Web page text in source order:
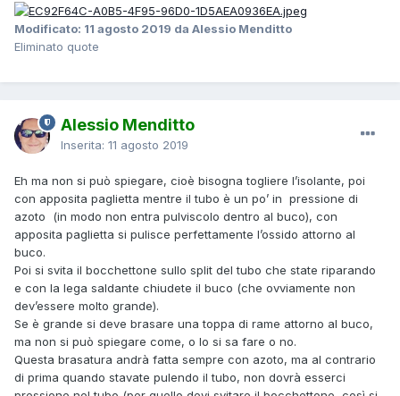
Modificato: 11 agosto 2019 da Alessio Menditto
Eliminato quote
Alessio Menditto
Inserita: 11 agosto 2019
Eh ma non si può spiegare, cioè bisogna togliere l’isolante, poi
con apposita paglietta mentre il tubo è un po’ in pressione di
azoto (in modo non entra pulviscolo dentro al buco), con
apposita paglietta si pulisce perfettamente l’ossido attorno al
buco.
Poi si svita il bocchettone sullo split del tubo che state riparando
e con la lega saldante chiudete il buco (che ovviamente non
dev’essere molto grande).
Se è grande si deve brasare una toppa di rame attorno al buco,
ma non si può spiegare come, o lo si sa fare o no.
Questa brasatura andrà fatta sempre con azoto, ma al contrario
di prima quando stavate pulendo il tubo, non dovrà esserci